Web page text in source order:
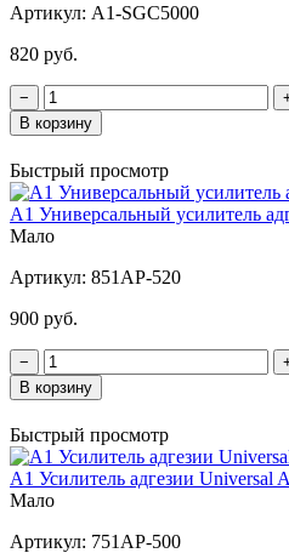
Артикул: A1-SGC5000
820 руб.
−
В корзину
Быстрый просмотр
A1 Универсальный усилитель
Мало
Артикул: 851AP-520
900 руб.
−
В корзину
Быстрый просмотр
A1 Усилитель адгезии Universal
Мало
Артикул: 751AP-500